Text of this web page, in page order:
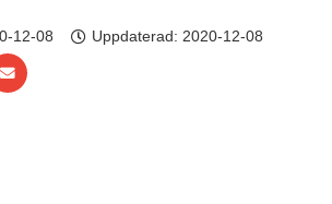
12-08 Uppdaterad: 2020-12-08